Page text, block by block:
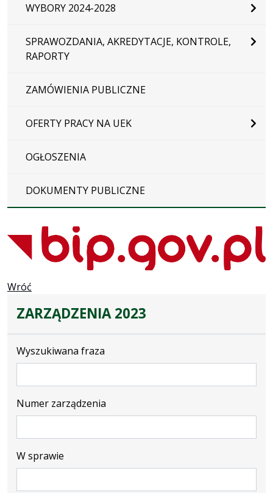
WYBORY 2024-2028
SPRAWOZDANIA, AKREDYTACJE, KONTROLE,
RAPORTY
ZAMÓWIENIA PUBLICZNE
OFERTY PRACY NA UEK
OGŁOSZENIA
DOKUMENTY PUBLICZNE
Wróć
ZARZĄDZENIA 2023
Wyszukiwana fraza
Numer zarządzenia
W sprawie